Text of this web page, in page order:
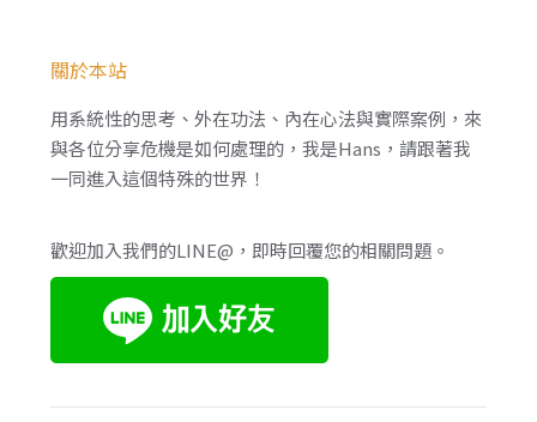
關於本站
用系統性的思考、外在功法、內在心法與實際案例，來
與各位分享危機是如何處理的，我是Hans，請跟著我
一同進入這個特殊的世界！
歡迎加入我們的LINE@，即時回覆您的相關問題。